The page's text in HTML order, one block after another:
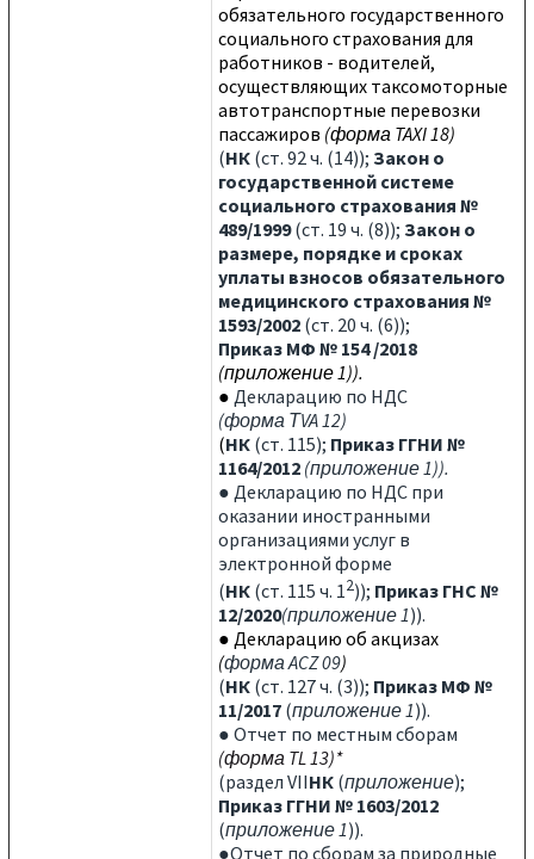
обязательного государственного
социального страхования для
работников - водителей,
осуществляющих таксомоторные
автотранспортные перевозки
пассажиров (форма TAXI 18)
(НК (ст. 92 ч. (14)); Закон о
государственной системе
социального страхования №
489/1999(ст. 19 ч. (8)); Закон о
размере, порядке и сроках
уплаты взносов обязательного
медицинского страхования №
1593/2002 (ст. 20 ч. (6));
Приказ МФ № 154 /2018
(приложение 1)).
● Декларацию по НДС
(форма ТVA 12)
(НК (ст. 115); Приказ ГГНИ №
1164/2012 (приложение 1)).
● Декларацию по НДС при
оказании иностранными
организациями услуг в
электронной форме
(НК (ст. 115 ч. 12)); Приказ ГНС №
12/2020(приложение 1)).
● Декларацию об акцизах
(форма ACZ 09)
(НК (ст. 127 ч. (3)); Приказ МФ №
11/2017 (приложение 1)).
● Отчет по местным сборам
(форма TL 13)*
(раздел VIIНК (приложение);
Приказ ГГНИ № 1603/2012
(приложение 1)).
●Отчет по сборам за природные